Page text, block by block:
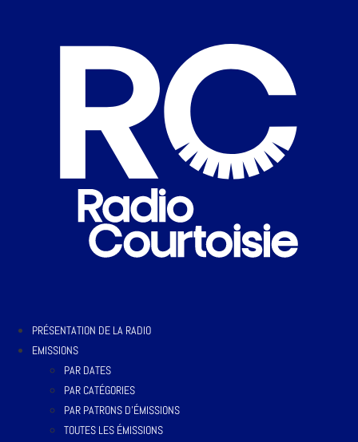
PRÉSENTATION DE LA RADIO
EMISSIONS
PAR DATES
PAR CATÉGORIES
PAR PATRONS D’ÉMISSIONS
TOUTES LES ÉMISSIONS